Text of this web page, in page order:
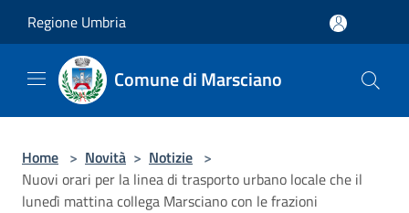
Regione Umbria
Comune di Marsciano
Home > Novità > Notizie >
Nuovi orari per la linea di trasporto urbano locale che il
lunedì mattina collega Marsciano con le frazioni